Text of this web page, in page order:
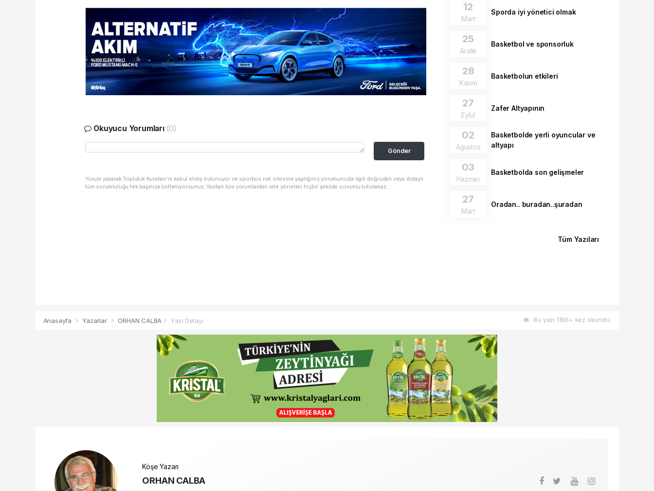
Okuyucu Yorumları (0)
Gönder
Yorum yazarak Topluluk Kuralları’nı kabul etmiş bulunuyor ve sporbox.net sitesine yaptığınız yorumunuzla ilgili doğrudan veya dolaylı
tüm sorumluluğu tek başınıza üstleniyorsunuz. Yazılan tüm yorumlardan site yönetimi hiçbir şekilde sorumlu tutulamaz.
12
Mart
Sporda iyi yönetici olmak
25
Aralık
Basketbol ve sponsorluk
28
Kasım
Basketbolun etkileri
27
Eylül
Zafer Altyapının
02
Ağustos
Basketbolde yerli oyuncular ve
altyapı
03
Haziran
Basketbolda son gelişmeler
27
Mart
Oradan.. buradan..şuradan
Tüm Yazıları
Anasayfa Yazarlar ORHAN CALBA Yazı Detayı Bu yazı 1186+ kez okundu.
Köşe Yazarı
ORHAN CALBA